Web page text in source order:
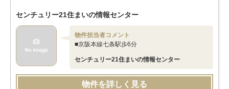
センチュリー21住まいの情報センター
物件担当者コメント
■京阪本線七条駅歩6分
センチュリー21住まいの情報センター
物件を詳しく見る